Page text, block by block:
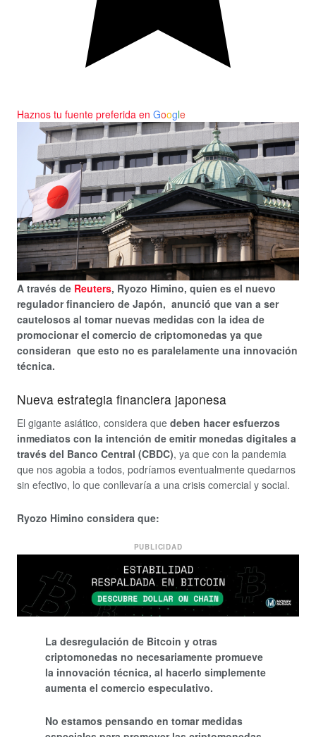
Haznos tu fuente preferida en Google
A través de Reuters, Ryozo Himino, quien es el nuevo
regulador financiero de Japón, anunció que van a ser
cautelosos al tomar nuevas medidas con la idea de
promocionar el comercio de criptomonedas ya que
consideran que esto no es paralelamente una innovación
técnica.
Nueva estrategia financiera japonesa
El gigante asiático, considera que deben hacer esfuerzos
inmediatos con la intención de emitir monedas digitales a
través del Banco Central (CBDC), ya que con la pandemia
que nos agobia a todos, podríamos eventualmente quedarnos
sin efectivo, lo que conllevaría a una crisis comercial y social.
Ryozo Himino considera que:
PUBLICIDAD
La desregulación de Bitcoin y otras
criptomonedas no necesariamente promueve
la innovación técnica, al hacerlo simplemente
aumenta el comercio especulativo.
No estamos pensando en tomar medidas